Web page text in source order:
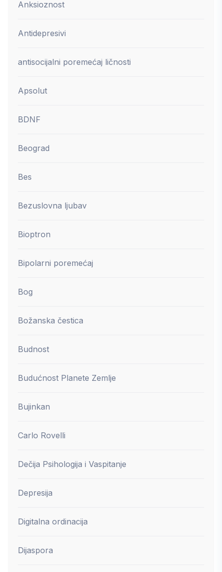
Anksioznost
Antidepresivi
antisocijalni poremećaj ličnosti
Apsolut
BDNF
Beograd
Bes
Bezuslovna ljubav
Bioptron
Bipolarni poremećaj
Bog
Božanska čestica
Budnost
Budućnost Planete Zemlje
Bujinkan
Carlo Rovelli
Dečija Psihologija i Vaspitanje
Depresija
Digitalna ordinacija
Dijaspora